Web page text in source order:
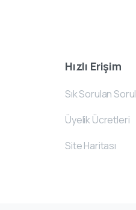
Hızlı Erişim
Sık Sorulan
Üyelik Ücretleri
Site Haritası